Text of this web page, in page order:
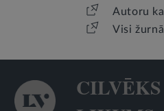
Autoru
Visi
CILVĒKS